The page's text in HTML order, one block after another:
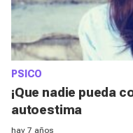
PSICO
¡Que nadie pueda
autoestima
hay 7 años